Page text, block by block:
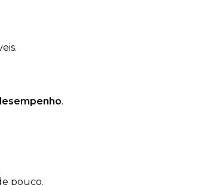
.
pouco.